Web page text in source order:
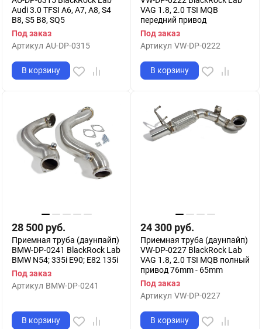
Audi 3.0 TFSI A6, A7, A8, S4
B8, S5 B8, SQ5
Под заказ
Артикул AU-DP-0315
В корзину
VAG 1.8, 2.0 TSI MQB
передний привод
Под заказ
Артикул VW-DP-0222
В корзину
28 500 руб.
Приемная труба (даунпайп)
BMW-DP-0241 BlackRock Lab
BMW N54; 335i E90; E82 135i
Под заказ
Артикул BMW-DP-0241
В корзину
24 300 руб.
Приемная труба (даунпайп)
VW-DP-0227 BlackRock Lab
VAG 1.8, 2.0 TSI MQB полный
привод 76mm - 65mm
Под заказ
Артикул VW-DP-0227
В корзину